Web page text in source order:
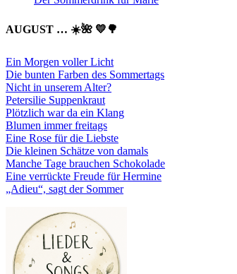
AUGUST … ☀️🌺 💛🌳
Ein Morgen voller Licht
Die bunten Farben des Sommertags
Nicht in unserem Alter?
Petersilie Suppenkraut
Plötzlich war da ein Klang
Blumen immer freitags
Eine Rose für die Liebste
Die kleinen Schätze von damals
Manche Tage brauchen Schokolade
Eine verrückte Freude für Hermine
„Adieu“, sagt der Sommer